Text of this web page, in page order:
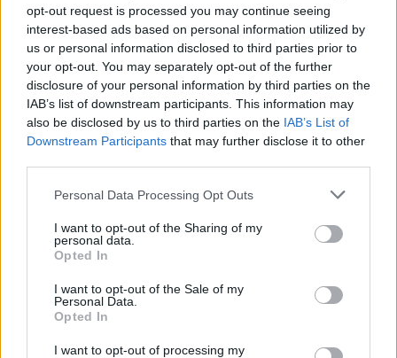
opt-out request is processed you may continue seeing
interest-based ads based on personal information utilized by
us or personal information disclosed to third parties prior to
your opt-out. You may separately opt-out of the further
disclosure of your personal information by third parties on the
IAB’s list of downstream participants. This information may
also be disclosed by us to third parties on the IAB’s List of
Downstream Participants that may further disclose it to other
Please note that this website/app uses one or more Google
not limited to your visit or usage behaviour. You may click to
grant or deny consent to Google and its third-party tags to
use your data for below specified purposes in below Google
consent section.
Personal Data Processing Opt Outs
I want to opt-out of the Sharing of my
personal data.
Opted In
I want to opt-out of the Sale of my
Personal Data.
Opted In
I want to opt-out of processing my
ΣΑΝ ΣΗΜΕΡΑ – 6 Αυγούστου 1777:
Μάχη του Oriskany, μια ήττα με
ινδιάνικο εμφύλιο
“Τυφλό” το ιρλανδικό κυβερνητικό
αεροσκάφος ή μια ακόμη ρήξη με το
Ισραήλ;